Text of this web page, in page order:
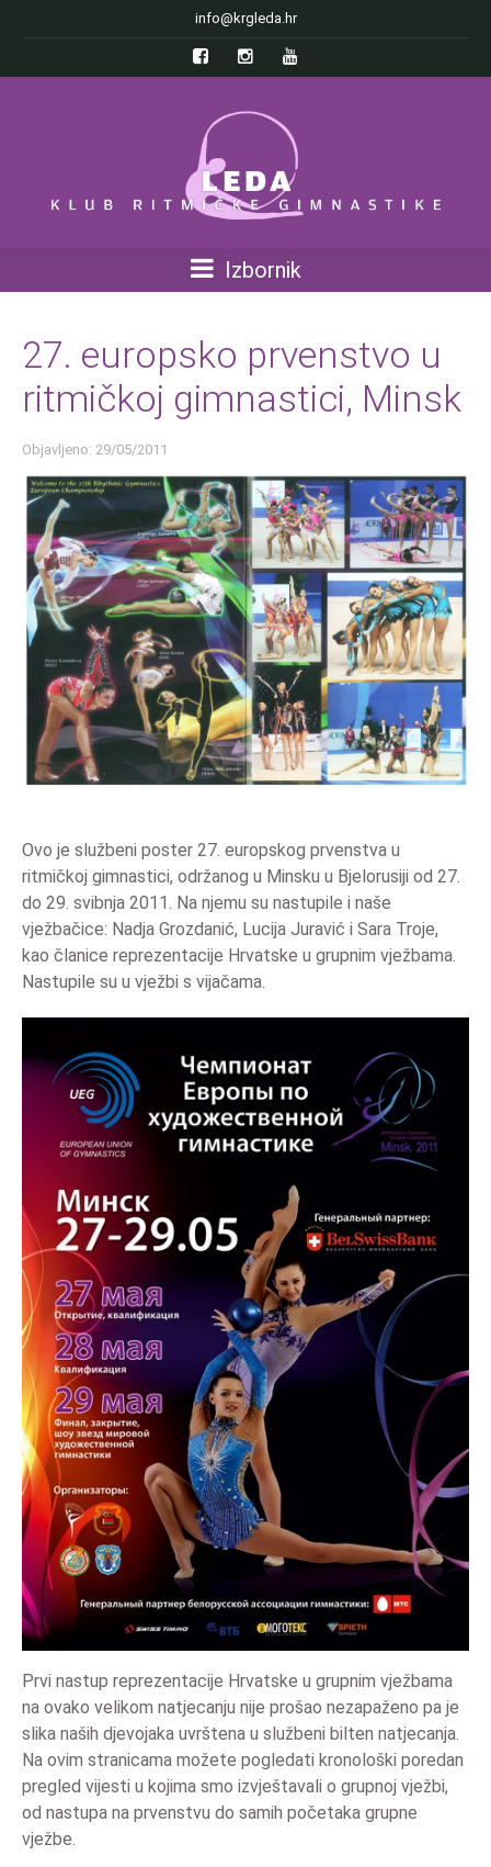
info@krgleda.hr
Izbornik
27. europsko prvenstvo u
ritmičkoj gimnastici, Minsk
Objavljeno: 29/05/2011
Ovo je službeni poster 27. europskog prvenstva u
ritmičkoj gimnastici, održanog u Minsku u Bjelorusiji od 27.
do 29. svibnja 2011. Na njemu su nastupile i naše
vježbačice: Nadja Grozdanić, Lucija Juravić i Sara Troje,
kao članice reprezentacije Hrvatske u grupnim vježbama.
Nastupile su u vježbi s vijačama.
Prvi nastup reprezentacije Hrvatske u grupnim vježbama
na ovako velikom natjecanju nije prošao nezapaženo pa je
slika naših djevojaka uvrštena u službeni bilten natjecanja.
Na ovim stranicama možete pogledati kronološki poredan
pregled vijesti u kojima smo izvještavali o grupnoj vježbi,
od nastupa na prvenstvu do samih početaka grupne
vježbe.